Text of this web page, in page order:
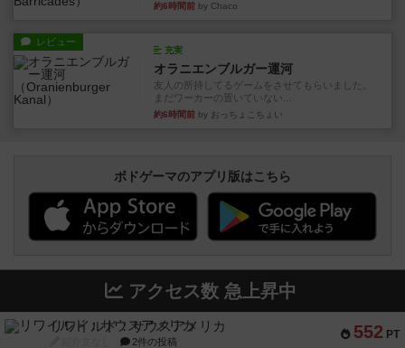
約6時間前 by Chaco
レビュー
充実
オラニエンブルガー運河
友人の所持してるゲームをさせてもらいました。
まだワーカーの置いていない...
約6時間前 by おっちょこちょい
ボドゲーマのアプリ版はこちら
アクセス数 急上昇中
552 PT
リワイルド：サウスアメリカ
2件の投稿